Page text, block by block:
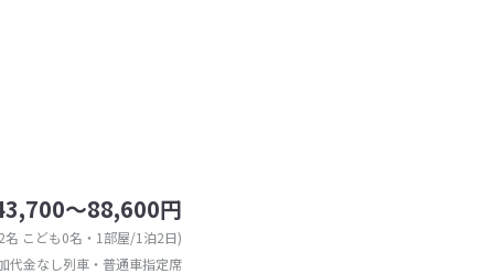
～88,600円
名 こども0名・1部屋/1泊2日)
代金なし列車・普通車指定席